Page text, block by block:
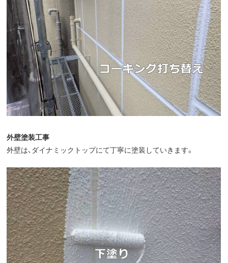
外壁塗装工事
外壁は、ダイナミックトップにて丁寧に塗装していきます。